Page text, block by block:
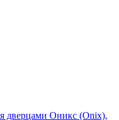
дверцами Оникс (Onix),